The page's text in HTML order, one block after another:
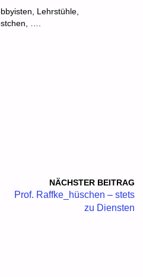
Lehrstühle,
….
NÄCHSTER BEITRAG
Prof. Raffke_hüschen – stets
zu Diensten